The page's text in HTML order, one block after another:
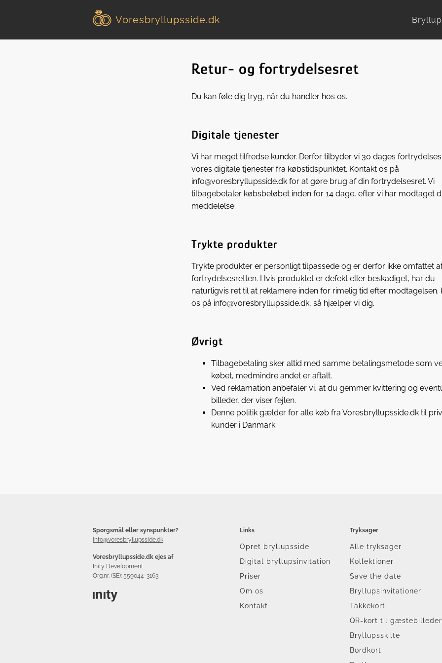
Voresbryllupsside.dk
Retur- og fortrydelsesret
Du kan føle dig tryg, når du handler hos os.
Digitale tjenester
Vi har meget tilfredse kunder. Derfor tilbyder vi 30 dages
vores digitale tjenester fra købstidspunktet. Kontakt os på
info@voresbryllupsside.dk for at gøre brug af din fortrydelsesret. Vi
tilbagebetaler købsbeløbet inden for 14 dage, efter vi har modtaget
meddelelse.
Trykte produkter
Trykte produkter er personligt tilpassede og er derfor ikke omfattet
fortrydelsesretten. Hvis produktet er defekt eller beskadiget, har du
naturligvis ret til at reklamere inden for rimelig tid efter modtagelsen.
os på info@voresbryllupsside.dk, så hjælper vi dig.
Øvrigt
Tilbagebetaling sker altid med samme betalingsmetode som
købet, medmindre andet er aftalt.
Ved reklamation anbefaler vi, at du gemmer kvittering og
billeder, der viser fejlen.
Denne politik gælder for alle køb fra Voresbryllupsside.dk til
kunder i Danmark.
Links
Opret bryllupsside
Digital bryllupsinvitation
Priser
Om os
Kontakt
Tryksager
Alle tryksager
Kollektioner
Save the date
Bryllupsinvitationer
Takkekort
QR-kort til gæstebilleder
Bryllupsskilte
Bordkort
Spørgsmål eller synspunkter?
info@voresbryllupsside.dk
Voresbryllupsside.dk ejes af
Inity Development
Org.nr. (SE): 559044-3163